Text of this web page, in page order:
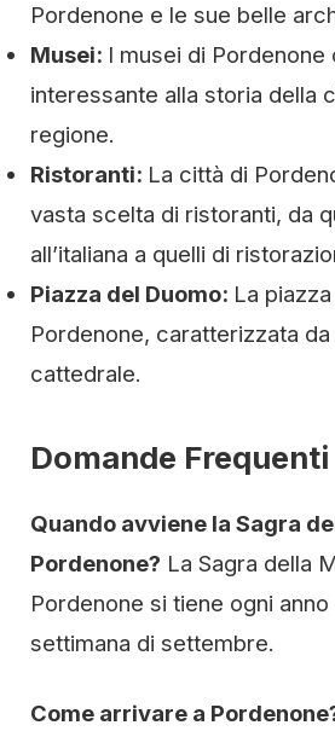
Pordenone e le sue belle
Musei: I musei di
interessante alla storia della
regione.
Ristoranti: La città di
vasta scelta di ristoranti, da
all’italiana a quelli di
Piazza del Duomo: La
Pordenone, caratterizzata
cattedrale.
Domande Frequenti
Quando avviene la Sagra
Pordenone? La Sagra della
Pordenone si tiene ogni
settimana di settembre.
Come arrivare a